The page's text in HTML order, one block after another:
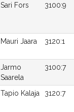
Sari Fors 3100:9
Mauri Jaara 3120:1
Jarmo
Saarela
3100:7
Tapio Kalaja 3120:7